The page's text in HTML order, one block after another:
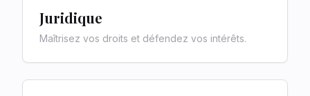
Juridique
Maîtrisez vos droits et défendez vos intérêts.